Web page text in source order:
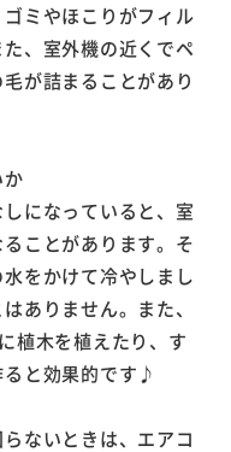
ミやほこりがフィル
、室外機の近くでペ
が詰まることがあり
か
になっていると、室
ことがあります。そ
をかけて冷やしまし
ありません。また、
植木を植えたり、す
ると効果的です♪
ないときは、エアコ